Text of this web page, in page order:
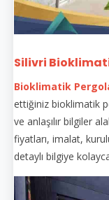
Silivri
Bioklimatik
ettiğiniz bioklimatik
ve anlaşılır bilgiler
fiyatları, imalat,
detaylı bilgiye